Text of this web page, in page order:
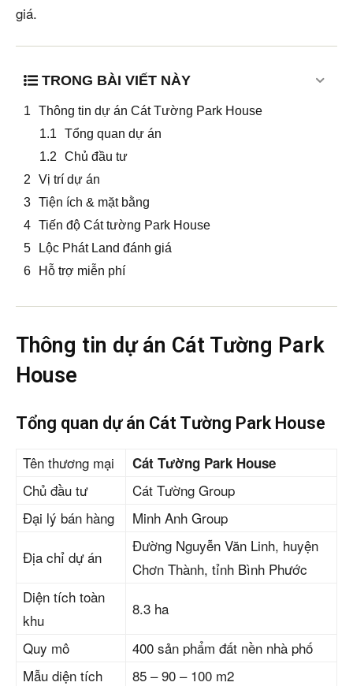
giá.
TRONG BÀI VIẾT NÀY
Thông tin dự án Cát Tường Park House
Tổng quan dự án
Chủ đầu tư
Vị trí dự án
Tiện ích & mặt bằng
Tiến độ Cát tường Park House
Lộc Phát Land đánh giá
Hỗ trợ miễn phí
Thông tin dự án Cát Tường Park
House
Tổng quan dự án Cát Tường Park House
Tên thương mại
Cát Tường Park House
Chủ đầu tư
Cát Tường Group
Đại lý bán hàng
Minh Anh Group
Địa chỉ dự án
Đường Nguyễn Văn Linh, huyện
Chơn Thành, tỉnh Bình Phước
Diện tích toàn
khu
8.3 ha
Quy mô
400 sản phẩm đất nền nhà phố
Mẫu diện tích
85 – 90 – 100 m2